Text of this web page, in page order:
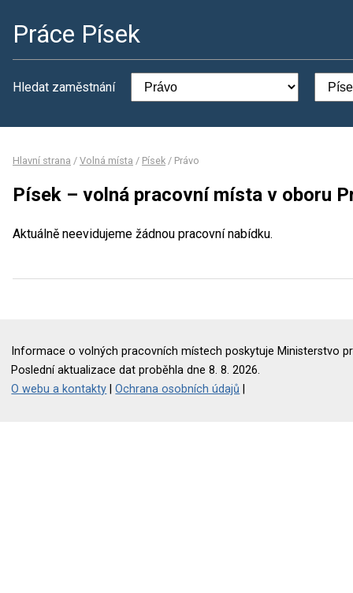
Práce Písek
Hledat zaměstnání
Hlavní strana / Volná místa / Písek / Právo
Písek – volná pracovní místa v oboru
Aktuálně neevidujeme žádnou pracovní nabídku.
Informace o volných pracovních místech poskytuje Ministerstvo
Poslední aktualizace dat proběhla dne 8. 8. 2026.
O webu a kontakty |Ochrana osobních údajů